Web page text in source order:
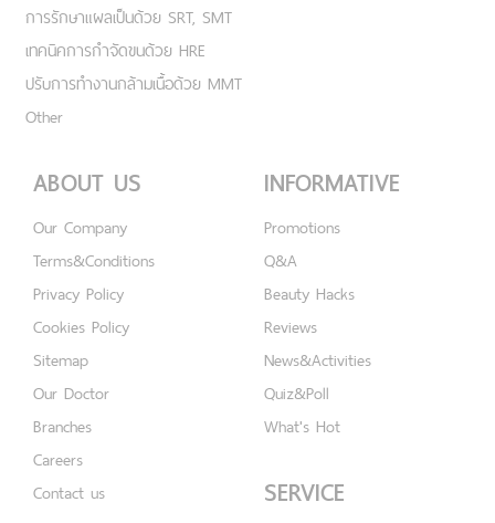
การรักษาแผลเป็นด้วย SRT, SMT
เทคนิคการกำจัดขนด้วย HRE
ปรับการทำงานกล้ามเนื้อด้วย MMT
Other
ABOUT US
Our Company
Terms&Conditions
Privacy Policy
Cookies Policy
Sitemap
Our Doctor
Branches
Careers
Contact us
INFORMATIVE
Promotions
Q&A
Beauty Hacks
Reviews
News&Activities
Quiz&Poll
What's Hot
SERVICE